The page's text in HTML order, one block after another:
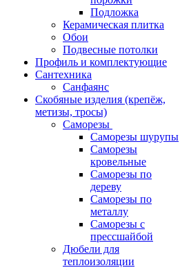
Подложка
Керамическая плитка
Обои
Подвесные потолки
Профиль и комплектующие
Сантехника
Санфаянс
Скобяные изделия (крепёж,
метизы, тросы)
Саморезы
Саморезы шурупы
Саморезы
кровельные
Саморезы по
дереву
Саморезы по
металлу
Саморезы с
прессшайбой
Дюбели для
теплоизоляции